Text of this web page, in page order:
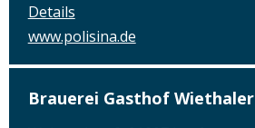
Details
www.polisina.de
Brauerei Gasthof Wiethaler